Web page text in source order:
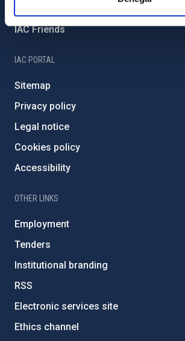
IAC Friends
IAC PORTAL
Sitemap
Privacy policy
Legal notice
Cookies policy
Accessibility
OTHER LINKS
Employment
Tenders
Institutional branding
RSS
Electronic services site
Ethics channel